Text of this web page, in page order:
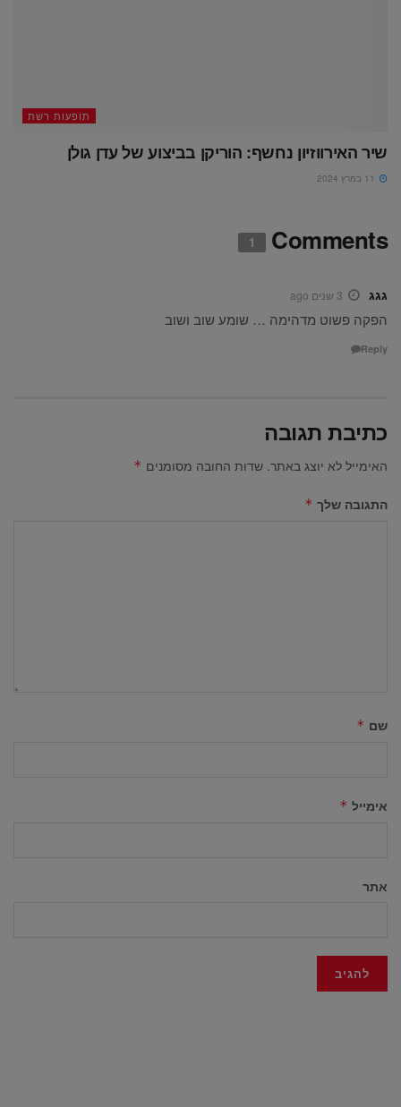
תופעות רשת
שיר האירווזיון נחשף: הוריקן בביצוע של עדן גולן
Comments
1
גגג 3 שנים ago
הפקה פשוט מדהימה … שומע שוב ושוב
Reply
כתיבת תגובה
האימייל לא יוצג באתר. שדות החובה מסומנים *
התגובה שלך *
שם *
אימייל *
אתר